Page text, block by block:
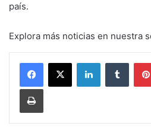
país.
Explora más noticias en nuestra
LinkedIn
Imprimir